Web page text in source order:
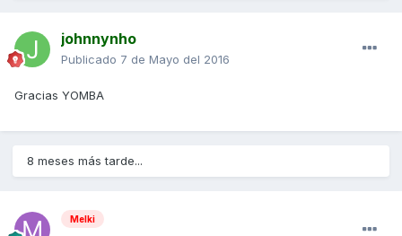
johnnynho
Publicado 7 de Mayo del 2016
Gracias YOMBA
8 meses más tarde...
Melki